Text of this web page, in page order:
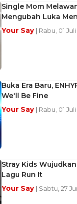
Single Mom
Mengubah Luka
Your Say | Rabu, 01
Buka Era Baru,
We'll Be Fine
Your Say | Rabu, 01
Stray Kids
Lagu Run It
Your Say | Sabtu, 27